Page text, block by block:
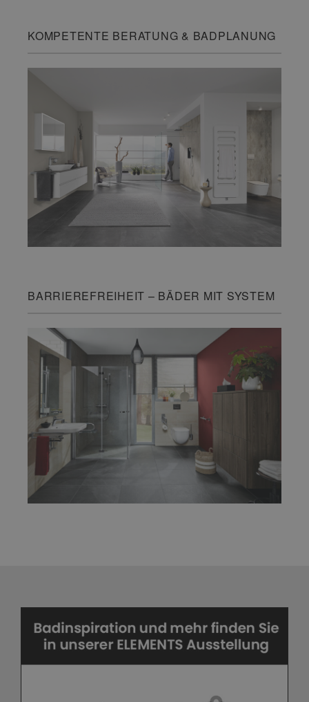
KOMPETENTE BERATUNG & BADPLANUNG
BARRIEREFREIHEIT – BÄDER MIT SYSTEM